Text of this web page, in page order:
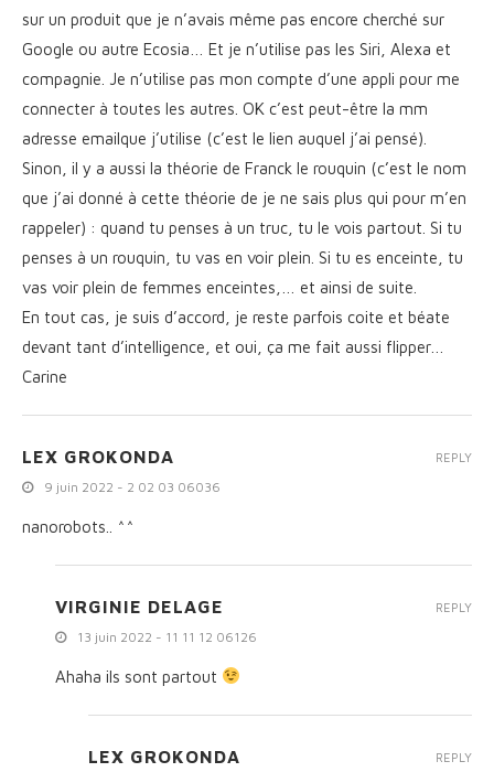
sur un produit que je n’avais même pas encore cherché sur
Google ou autre Ecosia… Et je n’utilise pas les Siri, Alexa et
compagnie. Je n’utilise pas mon compte d’une appli pour me
connecter à toutes les autres. OK c’est peut-être la mm
adresse emailque j’utilise (c’est le lien auquel j’ai pensé).
Sinon, il y a aussi la théorie de Franck le rouquin (c’est le nom
que j’ai donné à cette théorie de je ne sais plus qui pour m’en
rappeler) : quand tu penses à un truc, tu le vois partout. Si tu
penses à un rouquin, tu vas en voir plein. Si tu es enceinte, tu
vas voir plein de femmes enceintes,… et ainsi de suite.
En tout cas, je suis d’accord, je reste parfois coite et béate
devant tant d’intelligence, et oui, ça me fait aussi flipper…
Carine
LEX GROKONDA
9 juin 2022 - 2 02 03 06036
nanorobots.. ^^
REPLY
VIRGINIE DELAGE
13 juin 2022 - 11 11 12 06126
Ahaha ils sont partout
REPLY
LEX GROKONDA REPLY